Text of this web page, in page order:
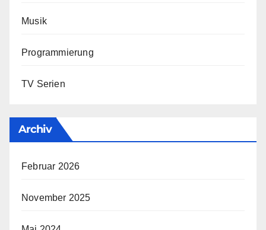
Musik
Programmierung
TV Serien
Archiv
Februar 2026
November 2025